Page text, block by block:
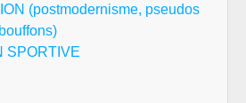
(postmodernisme, pseudos
SPORTIVE